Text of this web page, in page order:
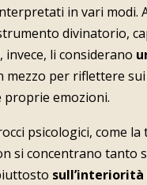
in vari modi.
divinatorio,
li considerano
mezzo per riflettere
proprie emozioni.
psicologici, come
si concentrano tanto
sull’interiorità